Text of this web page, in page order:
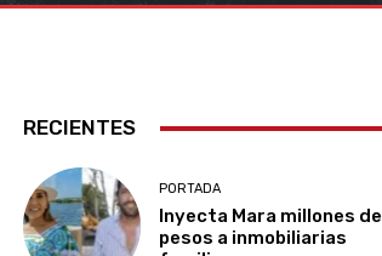
RECIENTES
PORTADA
Inyecta Mara millones de
pesos a inmobiliarias